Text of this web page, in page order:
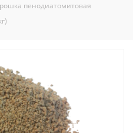
пенодиатомитовая